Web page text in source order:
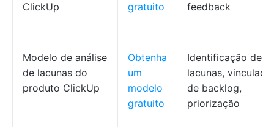
ClickUp
gratuito
feedback
Modelo de análise
de lacunas do
produto ClickUp
Obtenha
um
modelo
gratuito
Identificação de
lacunas,
de backlog,
priorização